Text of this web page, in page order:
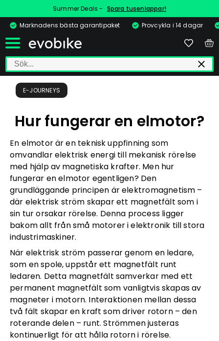
Summer Deals - Spara tusenlappar!
Marknadens bästa garantipaket
Provcykla i 14 dagar
E-JOURNEYS
Hur fungerar en elmotor?
En elmotor är en teknisk uppfinning som
omvandlar elektrisk energi till mekanisk rörelse
med hjälp av magnetiska krafter. Men hur
fungerar en elmotor egentligen? Den
grundläggande principen är elektromagnetism –
där elektrisk ström skapar ett magnetfält som i
sin tur orsakar rörelse. Denna process ligger
bakom allt från små motorer i elektronik till stora
industrimaskiner.
När elektrisk ström passerar genom en ledare,
som en spole, uppstår ett magnetfält runt
ledaren. Detta magnetfält samverkar med ett
permanent magnetfält som vanligtvis skapas av
magneter i motorn. Interaktionen mellan dessa
två fält skapar en kraft som driver rotorn – den
roterande delen – runt. Strömmen justeras
kontinuerligt för att hålla rotorn i rörelse.